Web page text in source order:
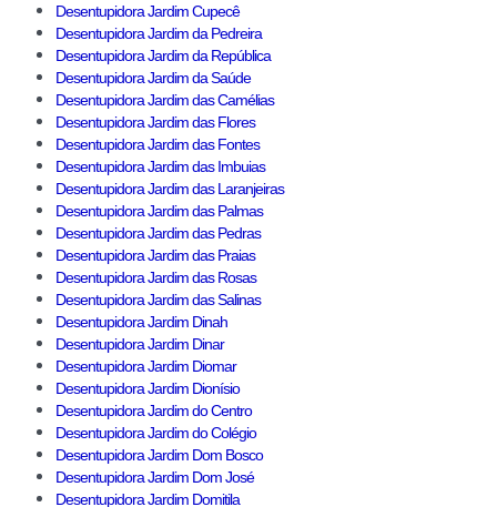
Desentupidora Jardim Cupecê
Desentupidora Jardim da Pedreira
Desentupidora Jardim da República
Desentupidora Jardim da Saúde
Desentupidora Jardim das Camélias
Desentupidora Jardim das Flores
Desentupidora Jardim das Fontes
Desentupidora Jardim das Imbuias
Desentupidora Jardim das Laranjeiras
Desentupidora Jardim das Palmas
Desentupidora Jardim das Pedras
Desentupidora Jardim das Praias
Desentupidora Jardim das Rosas
Desentupidora Jardim das Salinas
Desentupidora Jardim Dinah
Desentupidora Jardim Dinar
Desentupidora Jardim Diomar
Desentupidora Jardim Dionísio
Desentupidora Jardim do Centro
Desentupidora Jardim do Colégio
Desentupidora Jardim Dom Bosco
Desentupidora Jardim Dom José
Desentupidora Jardim Domitila